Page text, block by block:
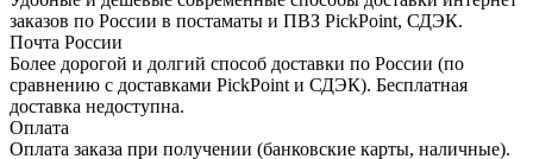
заказов по России в постаматы и ПВЗ PickPoint, СДЭК.
Почта России
Более дорогой и долгий способ доставки по России (по
сравнению с доставками PickPoint и СДЭК). Бесплатная
доставка недоступна.
Оплата
Оплата заказа при получении (банковские карты, наличные).